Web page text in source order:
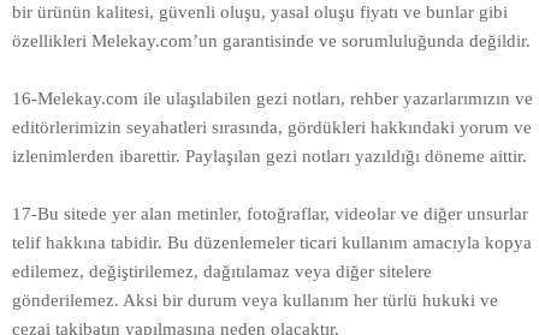
bir ürünün kalitesi, güvenli oluşu, yasal oluşu fiyatı ve bunlar gibi
özellikleri Melekay.com’un garantisinde ve sorumluluğunda değildir.
16-Melekay.com ile ulaşılabilen gezi notları, rehber yazarlarımızın ve
editörlerimizin seyahatleri sırasında, gördükleri hakkındaki yorum ve
izlenimlerden ibarettir. Paylaşılan gezi notları yazıldığı döneme aittir.
17-Bu sitede yer alan metinler, fotoğraflar, videolar ve diğer unsurlar
telif hakkına tabidir. Bu düzenlemeler ticari kullanım amacıyla kopya
edilemez, değiştirilemez, dağıtılamaz veya diğer sitelere
gönderilemez. Aksi bir durum veya kullanım her türlü hukuki ve
cezai takibatın yapılmasına neden olacaktır.